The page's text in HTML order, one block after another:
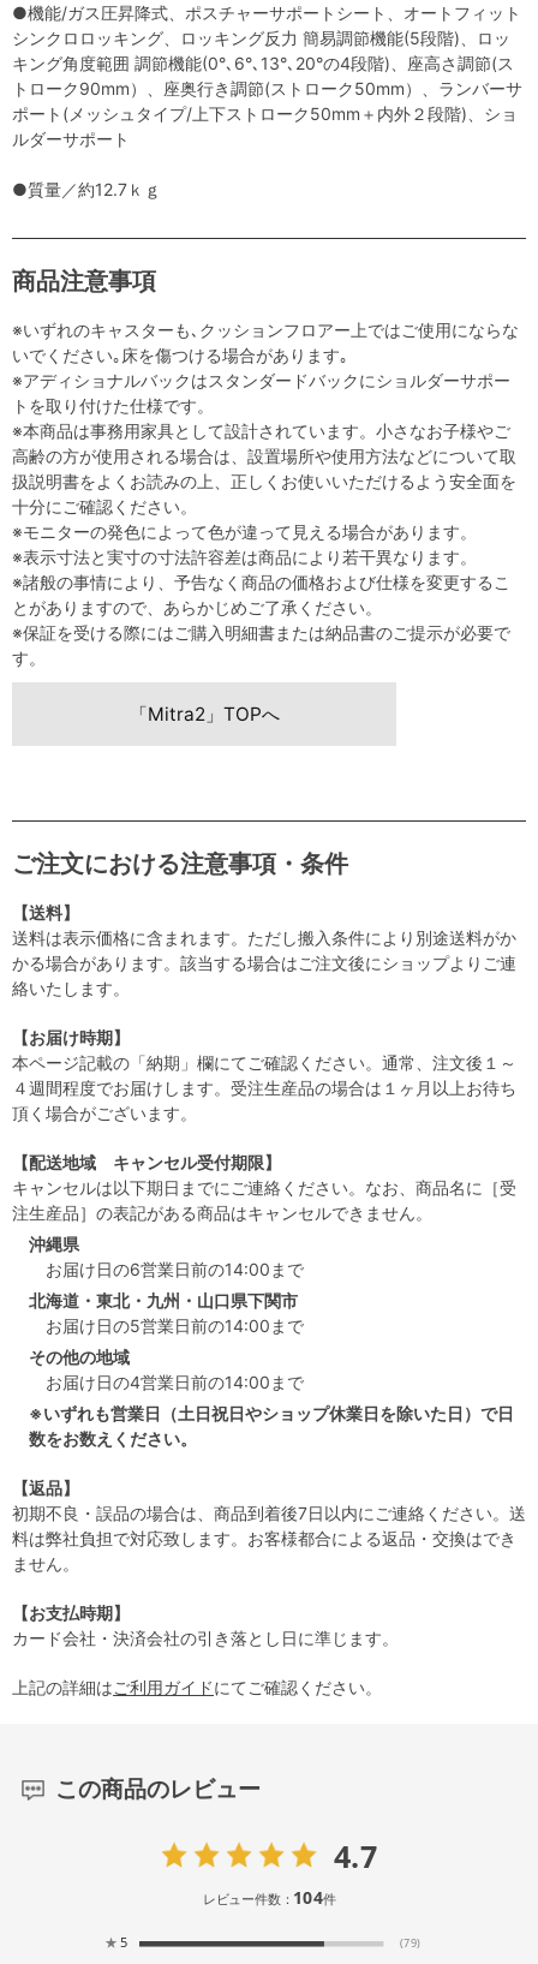
●機能/ガス圧昇降式、ポスチャーサポートシート、オートフィット
シンクロロッキング、ロッキング反力 簡易調節機能(5段階)、ロッ
キング角度範囲 調節機能(0°､6°､13°､20°の4段階)、座高さ調節(ス
トローク90mm）、座奥行き調節(ストローク50mm）、ランバーサ
ポート(メッシュタイプ/上下ストローク50mm＋内外２段階)、ショ
ルダーサポート
●質量／約12.7ｋｇ
商品注意事項
※いずれのキャスターも､クッションフロアー上ではご使用にならな
いでください｡床を傷つける場合があります｡
※アディショナルバックはスタンダードバックにショルダーサポー
トを取り付けた仕様です。
※本商品は事務用家具として設計されています。小さなお子様やご
高齢の方が使用される場合は、設置場所や使用方法などについて取
扱説明書をよくお読みの上、正しくお使いいただけるよう安全面を
十分にご確認ください。
※モニターの発色によって色が違って見える場合があります。
※表示寸法と実寸の寸法許容差は商品により若干異なります。
※諸般の事情により、予告なく商品の価格および仕様を変更するこ
とがありますので、あらかじめご了承ください。
※保証を受ける際にはご購入明細書または納品書のご提示が必要で
す。
「Mitra2」TOPへ
ご注文における注意事項・条件
【送料】
送料は表示価格に含まれます。ただし搬入条件により別途送料がか
かる場合があります。該当する場合はご注文後にショップよりご連
絡いたします。
【お届け時期】
本ページ記載の「納期」欄にてご確認ください。通常、注文後１～
４週間程度でお届けします。受注生産品の場合は１ヶ月以上お待ち
頂く場合がございます。
【配送地域 キャンセル受付期限】
キャンセルは以下期日までにご連絡ください。なお、商品名に［受
注生産品］の表記がある商品はキャンセルできません。
沖縄県
お届け日の6営業日前の14:00まで
北海道・東北・九州・山口県下関市
お届け日の5営業日前の14:00まで
その他の地域
お届け日の4営業日前の14:00まで
※いずれも営業日（土日祝日やショップ休業日を除いた日）で日
数をお数えください。
【返品】
初期不良・誤品の場合は、商品到着後7日以内にご連絡ください。送
料は弊社負担で対応致します。お客様都合による返品・交換はでき
ません。
【お支払時期】
カード会社・決済会社の引き落とし日に準じます。
上記の詳細はご利用ガイドにてご確認ください。
この商品のレビュー
4.7
レビュー件数： 104件
★ 5 (79)